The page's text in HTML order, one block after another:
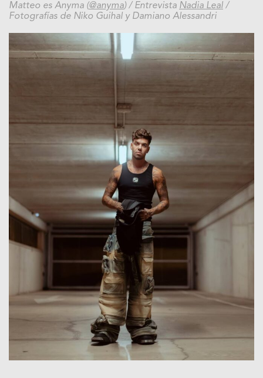
Matteo es Anyma (@anyma) / Entrevista Nadia Leal /
Fotografías de Niko Guihal y Damiano Alessandri